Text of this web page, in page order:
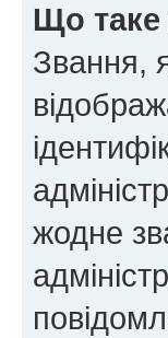
Що таке
Звання,
жодне